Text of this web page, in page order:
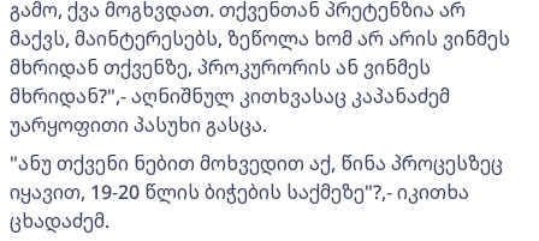
გამო, ქვა მოგხვდათ. თქვენთან პრეტენზია არ
მაქვს, მაინტერესებს, ზეწოლა ხომ არ არის ვინმეს
მხრიდან თქვენზე, პროკურორის ან ვინმეს
მხრიდან?",- აღნიშნულ კითხვასაც კაპანაძემ
უარყოფითი პასუხი გასცა.
"ანუ თქვენი ნებით მოხვედით აქ, წინა პროცესზეც
იყავით, 19-20 წლის ბიჭების საქმეზე"?,- იკითხა
ცხადაძემ.